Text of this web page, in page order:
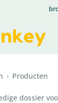
› Producten
dossier